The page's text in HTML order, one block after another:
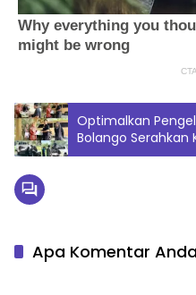
Optimalkan
Bolango Serahkan
Auction
Apa Komentar